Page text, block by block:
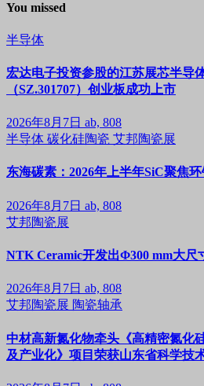
You missed
半导体
宏达电子投资参股的江苏展芯半导
（SZ.301707）创业板成功上市
2026年8月7日 ab, 808
半导体 碳化硅陶瓷 艾邦陶瓷展
东海碳素：2026年上半年SiC聚焦
2026年8月7日 ab, 808
艾邦陶瓷展
NTK Ceramic开发出Φ300 mm大尺
2026年8月7日 ab, 808
艾邦陶瓷展 陶瓷轴承
中材高新氮化物牵头《高精密氮化
及产业化》项目荣获山东省科学技